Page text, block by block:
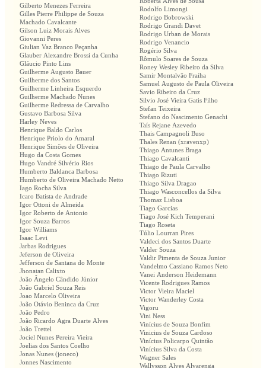
Gilberto Menezes Ferreira
Gilles Pierre Philippe de Souza
Machado Cavalcante
Gilson Luiz Morais Alves
Giovanni Peres
Giulian Vaz Branco Peçanha
Glauber Alexandre Brossi da Cunha
Gláucio Pinto Lins
Guilherme Augusto Bauer
Guilherme dos Santos
Guilherme Linheira Esquerdo
Guilherme Machado Nunes
Guilherme Redressa de Carvalho
Gustavo Barbosa Silva
Harley Neves
Henrique Baldo Carlos
Henrique Priolo do Amaral
Henrique Simões de Oliveira
Hugo da Costa Gomes
Hugo Vandré Silvério Rios
Humberto Baldanca Barbosa
Humberto de Oliveira Machado Netto
Iago Rocha Silva
Icaro Batista de Andrade
Igor Ottoni de Almeida
Igor Roberto de Antonio
Igor Souza Barros
Igor Williams
Isaac Levi
Jarbas Rodrigues
Jeferson de Oliveira
Jefferson de Santana do Monte
Jhonatan Calixto
João Ângelo Cândido Júnior
João Gabriel Souza Reis
Joao Marcelo Oliveira
João Otávio Beninca da Cruz
João Pedro
João Ricardo Agra Duarte Alves
João Trettel
Jociel Nunes Pereira Vieira
Joelias dos Santos Coelho
Jonas Nunes (joneco)
Jonnes Nascimento
Rodolfo Limongi
Rodrigo Bobrowski
Rodrigo Grandi Davet
Rodrigo Urban de Morais
Rodrigo Venancio
Rogério Silva
Rômulo Soares de Souza
Roney Wesley Ribeiro da Silva
Samir Montalvão Fraiha
Samuel Augusto de Paula Oliveira
Savio Ribeiro da Cruz
Silvio José Vieira Gatis Filho
Stefan Teixeira
Stefano do Nascimento Genachi
Taís Rejane Azevedo
Thais Campagnoli Buso
Thales Renan (xravenxp)
Thiago Antunes Braga
Thiago Cavalcanti
Thiago de Paula Carvalho
Thiago Rizuti
Thiago Silva Dragao
Thiago Wasconcellos da Silva
Thomaz Lisboa
Tiago Garcias
Tiago José Kich Temperani
Tiago Roseta
Túlio Lourran Pires
Valdeci dos Santos Duarte
Valder Souza
Valdir Pimenta de Souza Junior
Vandelmo Cassiano Ramos Neto
Vanei Anderson Heidemann
Vicente Rodrigues Ramos
Victor Vieira Maciel
Victor Wanderley Costa
Vigoru
Vini Ness
Vinícius de Souza Bonfim
Vinicius de Souza Cardoso
Vinícius Policarpo Quintão
Vinícius Silva da Costa
Wagner Sales
Wallysson Alves Alvarenga